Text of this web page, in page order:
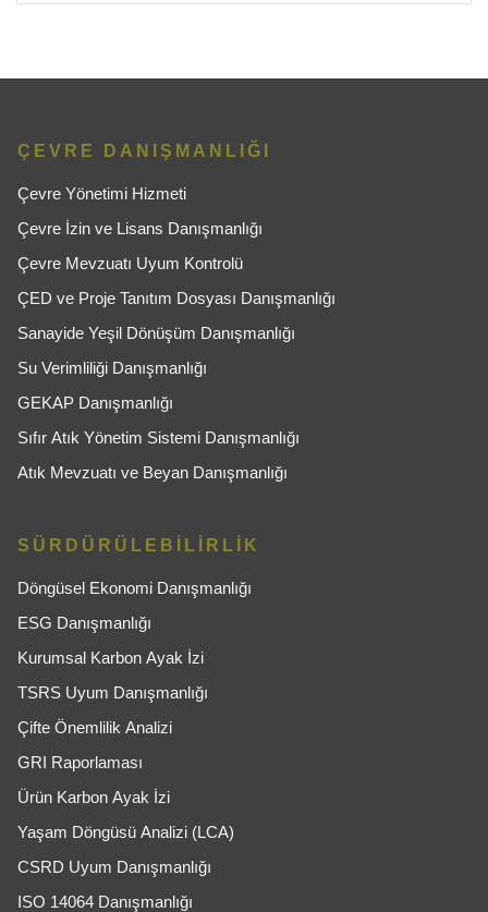
ÇEVRE DANIŞMANLIĞI
Çevre Yönetimi Hizmeti
Çevre İzin ve Lisans Danışmanlığı
Çevre Mevzuatı Uyum Kontrolü
ÇED ve Proje Tanıtım Dosyası Danışmanlığı
Sanayide Yeşil Dönüşüm Danışmanlığı
Su Verimliliği Danışmanlığı
GEKAP Danışmanlığı
Sıfır Atık Yönetim Sistemi Danışmanlığı
Atık Mevzuatı ve Beyan Danışmanlığı
SÜRDÜRÜLEBİLİRLİK
Döngüsel Ekonomi Danışmanlığı
ESG Danışmanlığı
Kurumsal Karbon Ayak İzi
TSRS Uyum Danışmanlığı
Çifte Önemlilik Analizi
GRI Raporlaması
Ürün Karbon Ayak İzi
Yaşam Döngüsü Analizi (LCA)
CSRD Uyum Danışmanlığı
ISO 14064 Danışmanlığı